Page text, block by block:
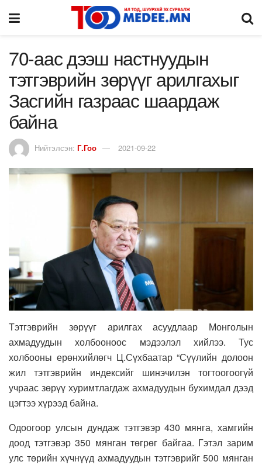
70-аас дээш настнуудын
тэтгэврийн зөрүүг арилгахыг
Засгийн газраас шаардаж
байна
Нийтэлсэн: Г.Гоо 2021-09-22
Тэтгэврийн зөрүүг арилгах асуудлаар Монголын
ахмадуудын холбооноос мэдээлэл хийлээ. Тус
холбооны ерөнхийлөгч Ц.Сүхбаатар “Сүүлийн долоон
жил тэтгэврийн индексийг шинэчилэн тогтоогоогүй
учраас зөрүү хуримтлагдаж ахмадуудын бухимдал дээд
цэгтээ хүрээд байна.
Одоогоор улсын дундаж тэтгэвэр 430 мянга, хамгийн
доод тэтгэвэр 350 мянган төгрөг байгаа. Гэтэл зарим
улс төрийн хүчнүүд ахмадуудын тэтгэврийг 500 мянган